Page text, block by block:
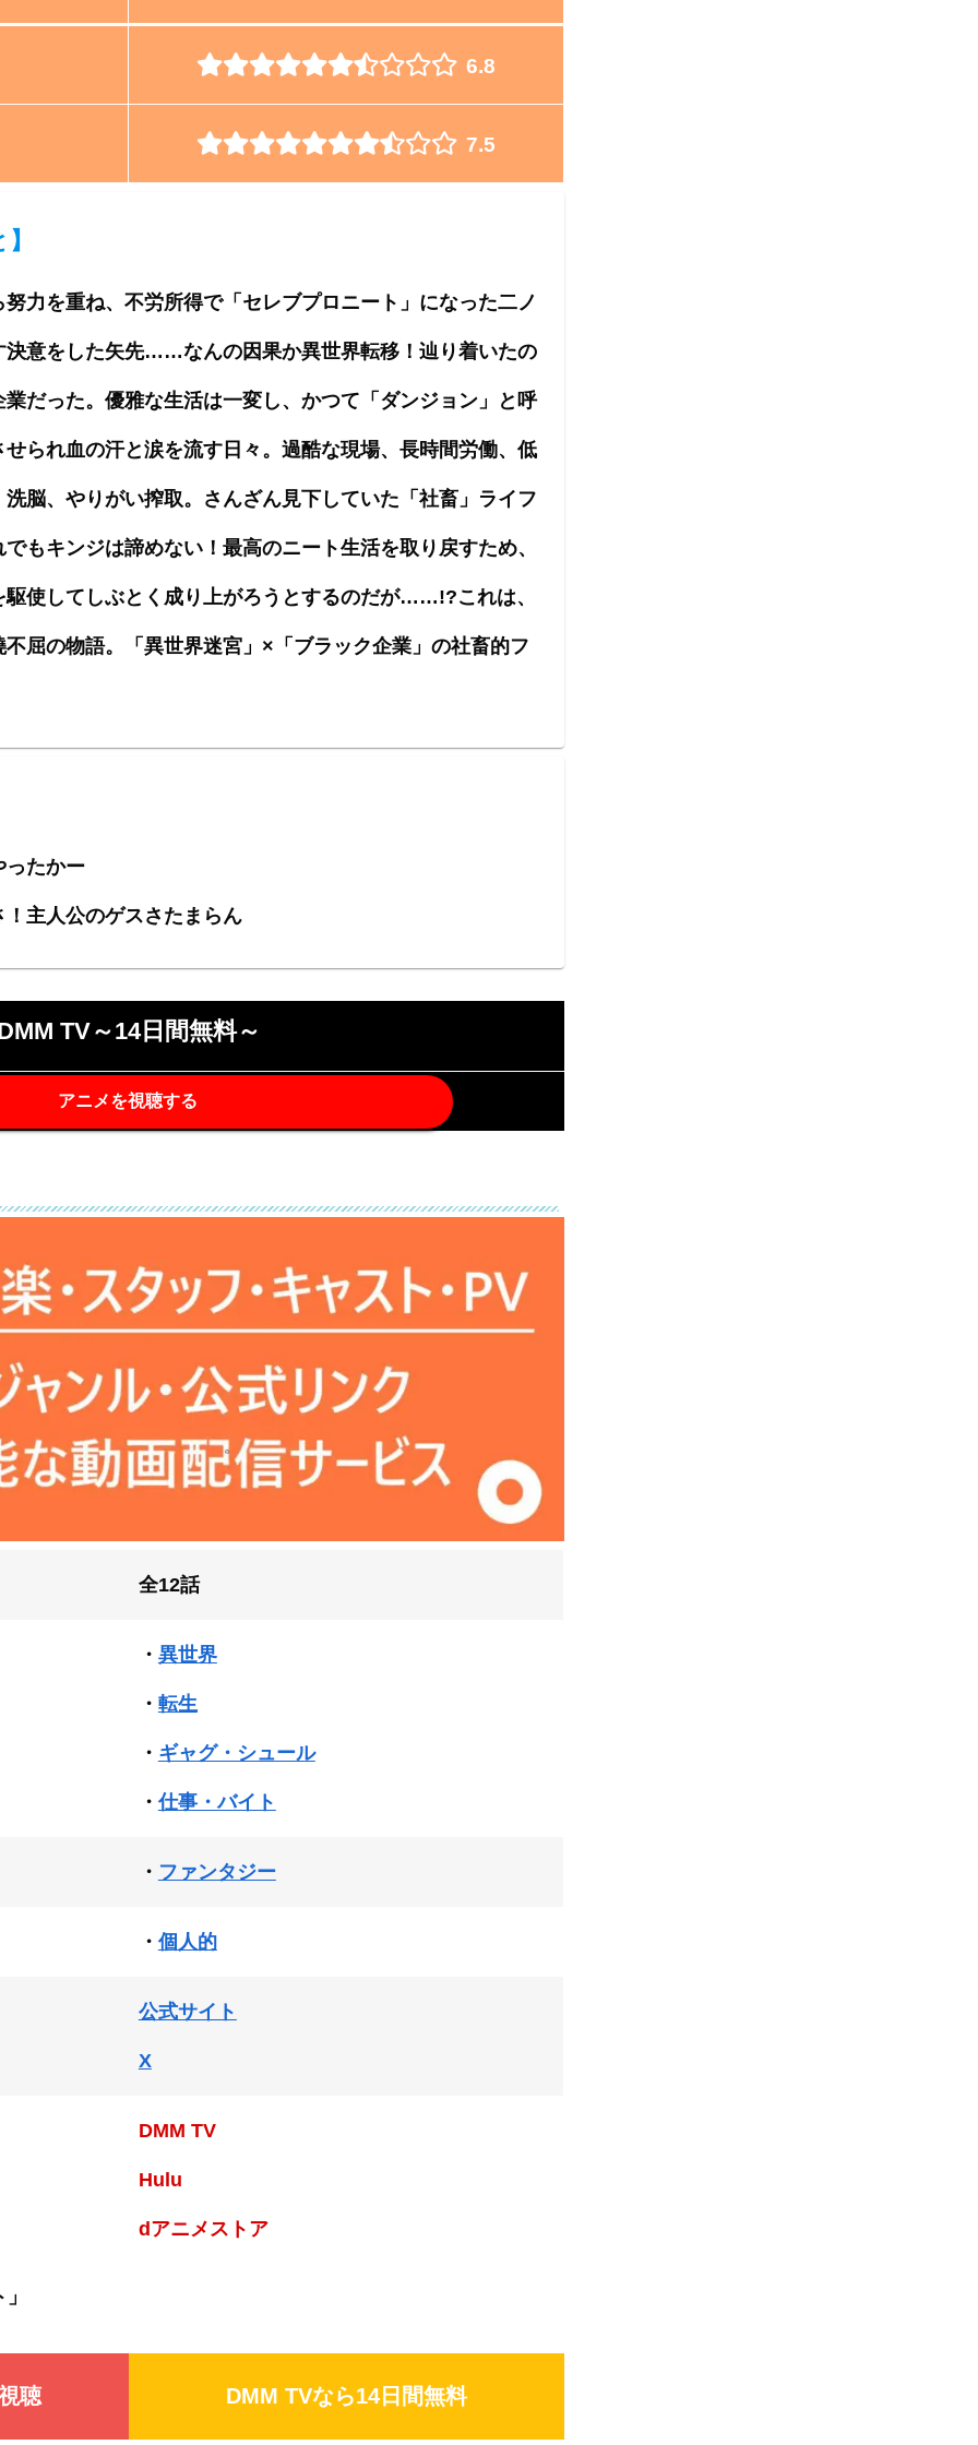
6.8
7.5
】
力を重ね、不労所得で「セレブプロニート」になった二ノ
決意をした矢先……なんの因果か異世界転移！辿り着いたの
だった。優雅な生活は一変し、かつて「ダンジョン」と呼
られ血の汗と涙を流す日々。過酷な現場、長時間労働、低
脳、やりがい搾取。さんざん見下していた「社畜」ライフ
もキンジは諦めない！最高のニート生活を取り戻すため、
使してしぶとく成り上がろうとするのだが……!?これは、
屈の物語。「異世界迷宮」×「ブラック企業」の社畜的フ
ったかー
主人公のゲスさたまらん
TV～14日間無料～
アニメを視聴する
全12話
・ 異世界
・ 転生
・ ギャグ・シュール
・仕事・バイト
・ ファンタジー
・ 個人的
公式サイト
X
DMM TV
Hulu
dアニメストア
聴 DMM TVなら14日間無料